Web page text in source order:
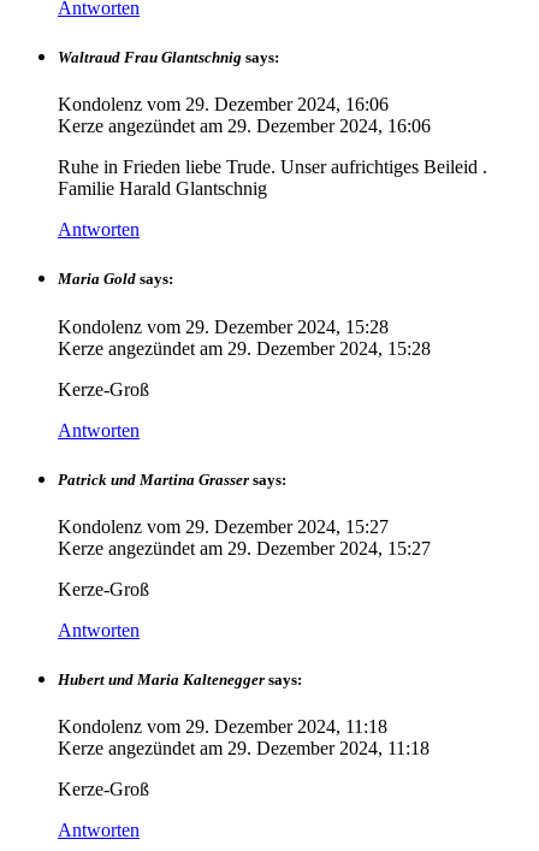
Antworten
Waltraud Frau Glantschnig says:
Kondolenz vom 29. Dezember 2024, 16:06
Kerze angezündet am 29. Dezember 2024, 16:06
Ruhe in Frieden liebe Trude. Unser aufrichtiges Beileid .
Familie Harald Glantschnig
Antworten
Maria Gold says:
Kondolenz vom 29. Dezember 2024, 15:28
Kerze angezündet am 29. Dezember 2024, 15:28
Kerze-Groß
Antworten
Patrick und Martina Grasser says:
Kondolenz vom 29. Dezember 2024, 15:27
Kerze angezündet am 29. Dezember 2024, 15:27
Kerze-Groß
Antworten
Hubert und Maria Kaltenegger says:
Kondolenz vom 29. Dezember 2024, 11:18
Kerze angezündet am 29. Dezember 2024, 11:18
Kerze-Groß
Antworten